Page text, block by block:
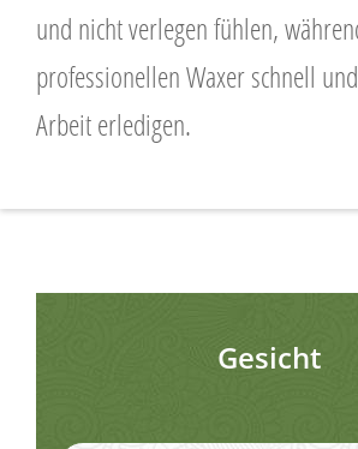
und nicht verlegen fühlen,
professionellen Waxer schnell
Arbeit erledigen.
Gesicht